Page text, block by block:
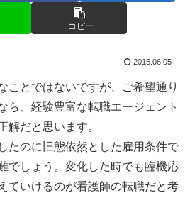
コピー
2015.06.05
ことではないですが、ご希望通り
ら、経験豊富な転職エージェント
解だと思います。
たのに旧態依然とした雇用条件で
でしょう。変化した時でも臨機応
ていけるのが看護師の転職だと考